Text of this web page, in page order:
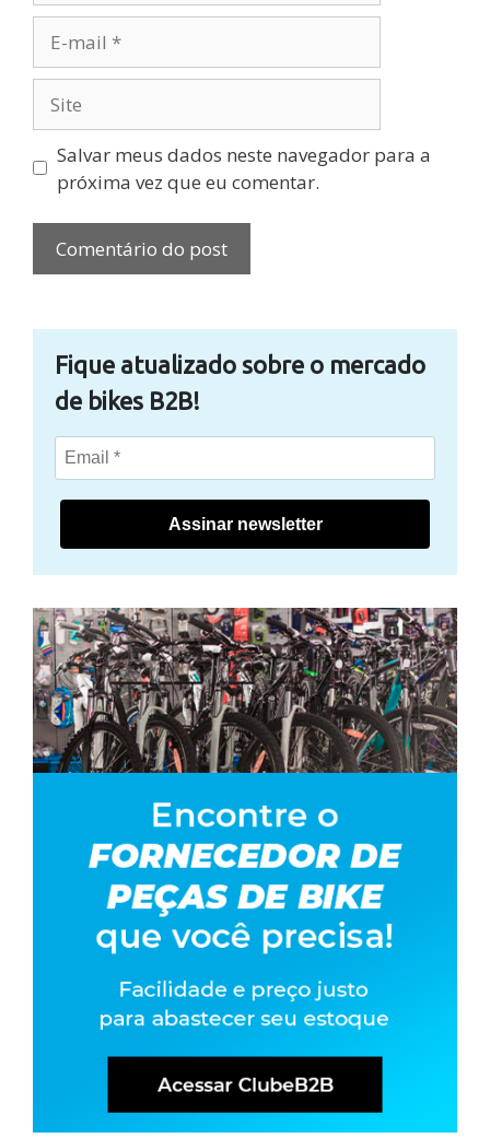
mail
Salvar meus dados neste navegador para a
próxima vez que eu comentar.
Fique atualizado sobre o mercado
de bikes B2B!
Assinar newsletter